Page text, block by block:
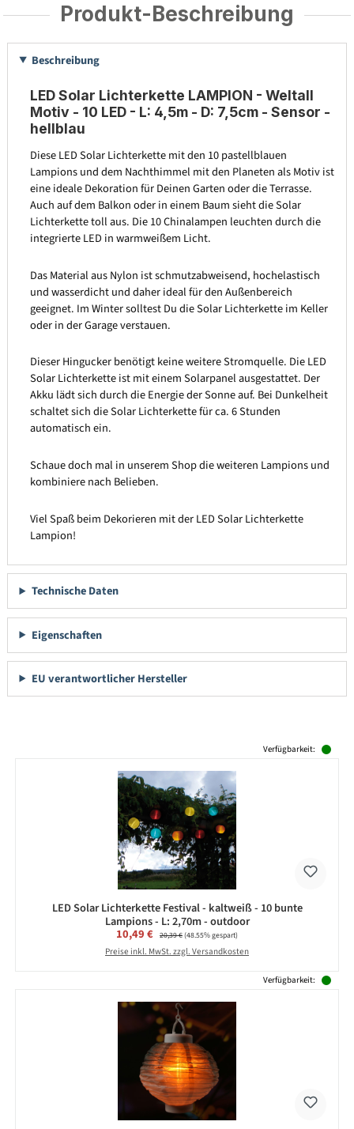
Produkt-Beschreibung
Beschreibung
LED Solar Lichterkette LAMPION - Weltall
Motiv - 10 LED - L: 4,5m - D: 7,5cm - Sensor -
hellblau
Diese LED Solar Lichterkette mit den 10 pastellblauen
Lampions und dem Nachthimmel mit den Planeten als Motiv ist
eine ideale Dekoration für Deinen Garten oder die Terrasse.
Auch auf dem Balkon oder in einem Baum sieht die Solar
Lichterkette toll aus. Die 10 Chinalampen leuchten durch die
integrierte LED in warmweißem Licht.
Das Material aus Nylon ist schmutzabweisend, hochelastisch
und wasserdicht und daher ideal für den Außenbereich
geeignet. Im Winter solltest Du die Solar Lichterkette im Keller
oder in der Garage verstauen.
Dieser Hingucker benötigt keine weitere Stromquelle. Die LED
Solar Lichterkette ist mit einem Solarpanel ausgestattet. Der
Akku lädt sich durch die Energie der Sonne auf. Bei Dunkelheit
schaltet sich die Solar Lichterkette für ca. 6 Stunden
automatisch ein.
Schaue doch mal in unserem Shop die weiteren Lampions und
kombiniere nach Belieben.
Viel Spaß beim Dekorieren mit der LED Solar Lichterkette
Lampion!
Technische Daten
Eigenschaften
EU verantwortlicher Hersteller
Verfügbarkeit:
LED Solar Lichterkette Festival - kaltweiß - 10 bunte
Lampions - L: 2,70m - outdoor
Verkaufspreis:
10,49 € Regulärer Preis:
20,39 €(48.55% gespart)
Preise inkl. MwSt. zzgl. Versandkosten
Verfügbarkeit: